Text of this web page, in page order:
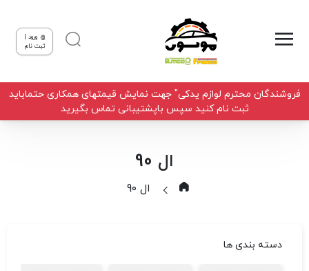
ورود |
ثبت نام
فروشندگان محترم لوازم یدکی" جهت نمایش قیمتهای همکاری حتماباید
ثبت نام کنید سپس باپشتیبانی تماس بگیرید
ال 90
ال 90
دسته بندی ها